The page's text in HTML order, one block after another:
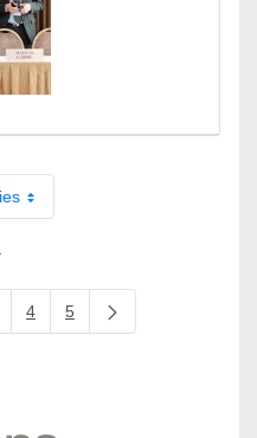
Page
4 Page
5